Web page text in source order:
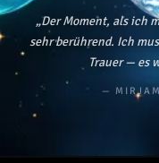
„Der Moment, als ich
sehr berührend. Ich
Trauer — es
—